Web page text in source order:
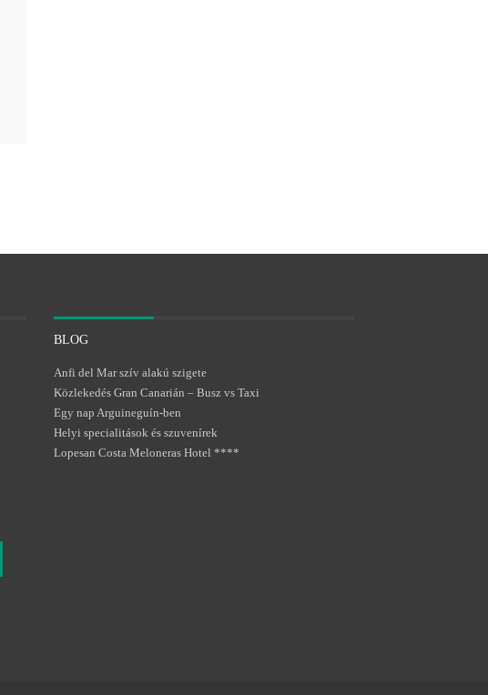
BLOG
Anfi del Mar szív alakú szigete
Közlekedés Gran Canarián – Busz vs Taxi
Egy nap Arguineguín-ben
Helyi specialitások és szuvenírek
Lopesan Costa Meloneras Hotel ****